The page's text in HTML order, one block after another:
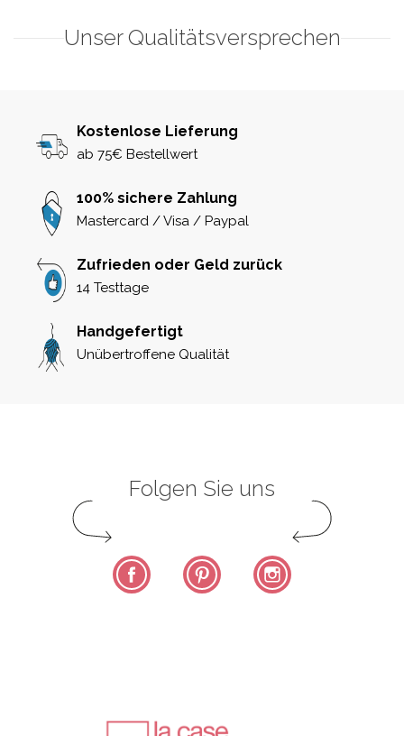
Unser Qualitätsversprechen
Kostenlose Lieferung
ab 75€ Bestellwert
100% sichere Zahlung
Mastercard / Visa / Paypal
Zufrieden oder Geld zurück
14 Testtage
Handgefertigt
Unübertroffene Qualität
Folgen Sie uns
Facebook Pinterest